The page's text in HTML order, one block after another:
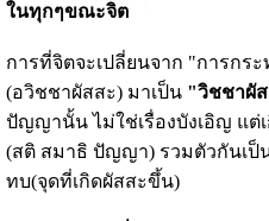
ในทุกๆขณะจิต
การที่จิตจะเปลี่ยนจาก "การกร
(อวิชชาผัสสะ) มาเป็น "วิชชาผั
ปัญญานั้น ไม่ใช่เรื่องบังเอิญ แต่
(สติ สมาธิ ปัญญา) รวมตัวกันเป็
ทบ(จุดที่เกิดผัสสะขึ้น)